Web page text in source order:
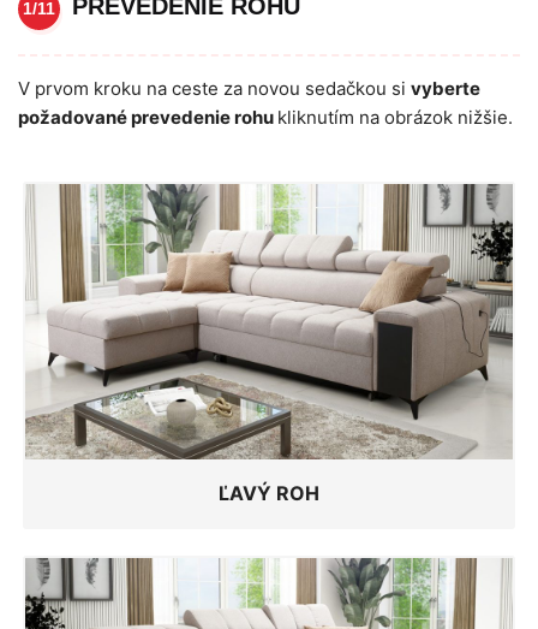
1/11 PREVEDENIE ROHU
V prvom kroku na ceste za novou sedačkou si vyberte
požadované prevedenie rohu kliknutím na obrázok nižšie.
ĽAVÝ ROH